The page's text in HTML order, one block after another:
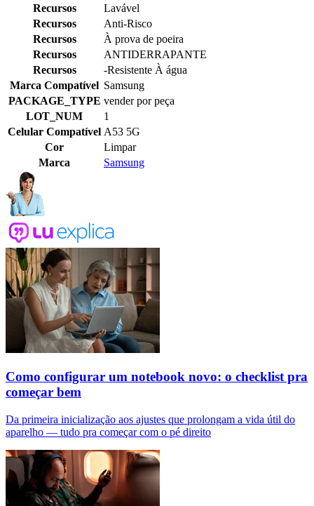
Recursos
Lavável
Recursos
Anti-Risco
Recursos
À prova de poeira
Recursos
ANTIDERRAPANTE
Recursos
-Resistente À água
Marca Compatível Samsung
PACKAGE_TYPE vender por peça
LOT_NUM
1
Celular Compatível A53 5G
Cor
Limpar
Marca
Samsung
Como configurar um notebook novo: o checklist pra
começar bem
Da primeira inicialização aos ajustes que prolongam a vida útil do
aparelho — tudo pra começar com o pé direito